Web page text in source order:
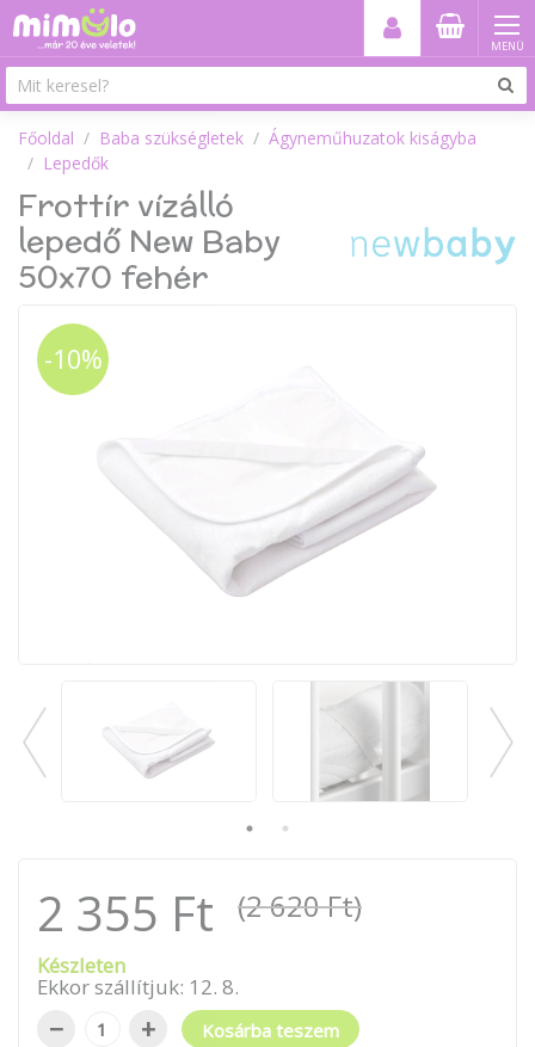
MENÜ
Főoldal Baba szükségletek
Ágyneműhuzatok kiságyba
Lepedők
Frottír vízálló
lepedő New Baby
50x70 fehér
-10%
2 355 Ft (2 620 Ft)
Készleten
Ekkor szállítjuk: 12. 8.
− + Kosárba teszem